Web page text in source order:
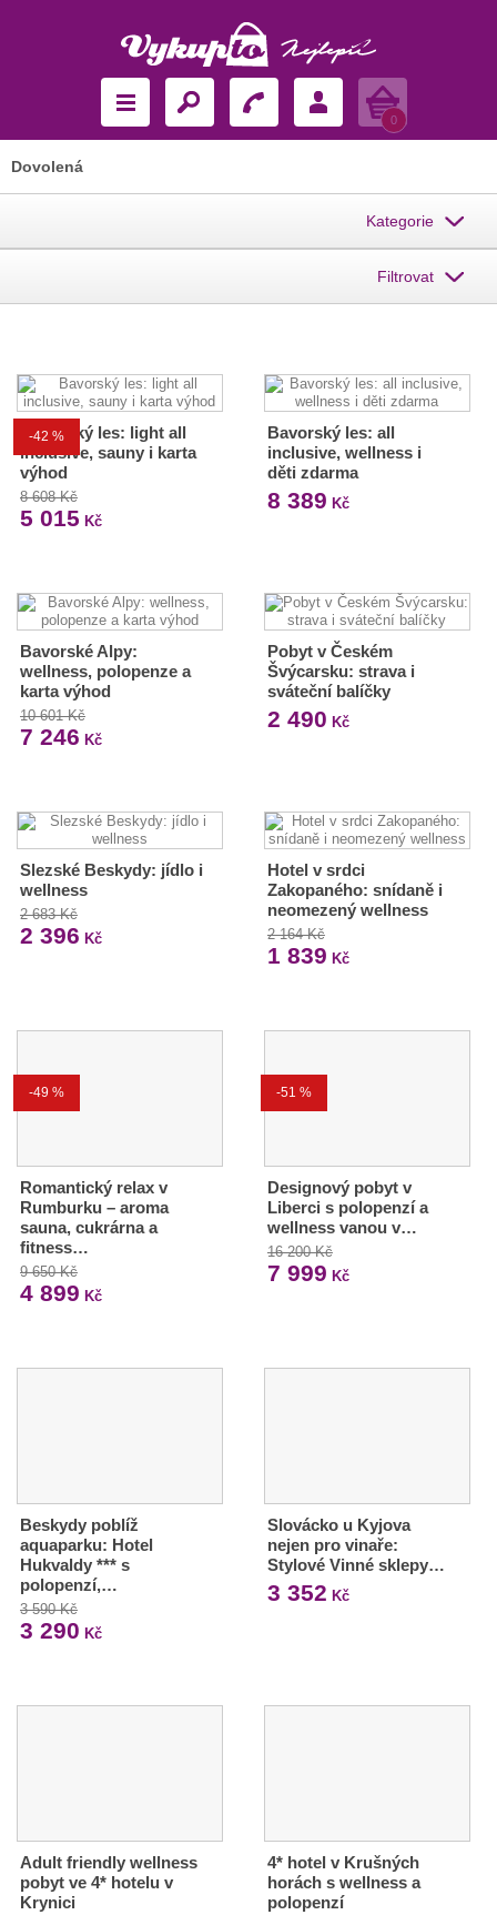
Košík
0
Dovolená
Kategorie
Filtrovat
-42 %
Bavorský les: light all
inclusive, sauny i karta
výhod
8 608 Kč
5 015 Kč
Bavorský les: all
inclusive, wellness i
děti zdarma
8 389 Kč
Bavorské Alpy:
wellness, polopenze a
karta výhod
10 601 Kč
7 246 Kč
Pobyt v Českém
Švýcarsku: strava i
sváteční balíčky
2 490 Kč
Slezské Beskydy: jídlo i
wellness
2 683 Kč
2 396 Kč
Hotel v srdci
Zakopaného: snídaně i
neomezený wellness
2 164 Kč
1 839 Kč
-49 %
Romantický relax v
Rumburku – aroma
sauna, cukrárna a
fitness…
9 650 Kč
4 899 Kč
-51 %
Designový pobyt v
Liberci s polopenzí a
wellness vanou v…
16 200 Kč
7 999 Kč
Beskydy poblíž
aquaparku: Hotel
Hukvaldy *** s
polopenzí,…
3 590 Kč
3 290 Kč
Slovácko u Kyjova
nejen pro vinaře:
Stylové Vinné sklepy…
3 352 Kč
Adult friendly wellness
pobyt ve 4* hotelu v
Krynici
4* hotel v Krušných
horách s wellness a
polopenzí